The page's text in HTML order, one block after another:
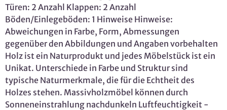
Türen: 2 Anzahl Klappen: 2 Anzahl
Böden/Einlegeböden: 1 Hinweise Hinweise:
Abweichungen in Farbe, Form, Abmessungen
gegenüber den Abbildungen und Angaben vorbehalten
Holz ist ein Naturprodukt und jedes Möbelstück ist ein
Unikat. Unterschiede in Farbe und Struktur sind
typische Naturmerkmale, die für die Echtheit des
Holzes stehen. Massivholzmöbel können durch
Sonneneinstrahlung nachdunkeln Luftfeuchtigkeit -